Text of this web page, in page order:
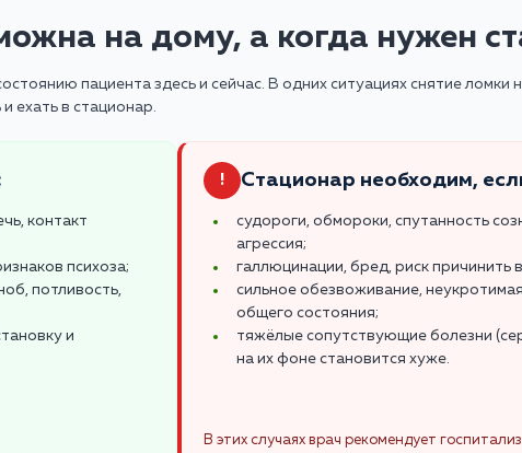
на дому, а когда нужен
пациента здесь и сейчас. В одних ситуациях снятие
ехать в стационар.
контакт
психоза;
потливость,
и
! Стационар необходим,
судороги, обмороки, спутанность
агрессия;
галлюцинации, бред, риск
сильное обезвоживание,
общего состояния;
тяжёлые сопутствующие болезни
на их фоне становится хуже.
В этих случаях врач рекомендует